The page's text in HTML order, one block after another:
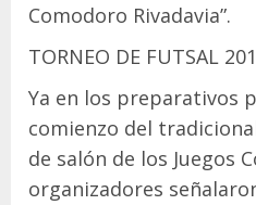
Comodoro Rivadavia”.
TORNEO DE FUTSAL
Ya en los preparativos
comienzo del
de salón de los Juegos
organizadores